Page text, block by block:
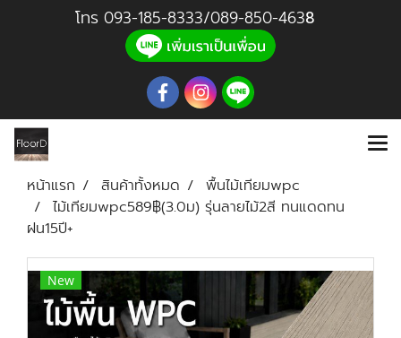
โทร 093-185-8333/089-850-4638
หน้าแรก สินค้าทั้งหมด
พื้นไม้เทียมwpc
ไม้เทียมwpc589฿(3.0ม) รุ่นลายไม้2สี ทนแดดทน
ฝน15ปี+
New